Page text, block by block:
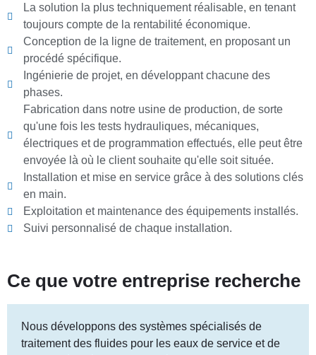
La solution la plus techniquement réalisable, en tenant
toujours compte de la rentabilité économique.
Conception de la ligne de traitement, en proposant un
procédé spécifique.
Ingénierie de projet, en développant chacune des
phases.
Fabrication dans notre usine de production, de sorte
qu'une fois les tests hydrauliques, mécaniques,
électriques et de programmation effectués, elle peut être
envoyée là où le client souhaite qu'elle soit située.
Installation et mise en service grâce à des solutions clés
en main.
Exploitation et maintenance des équipements installés.
Suivi personnalisé de chaque installation.
Ce que votre entreprise recherche
Nous développons des systèmes spécialisés de
traitement des fluides pour les eaux de service et de